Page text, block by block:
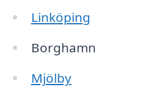
Linköping
Borghamn
Mjölby